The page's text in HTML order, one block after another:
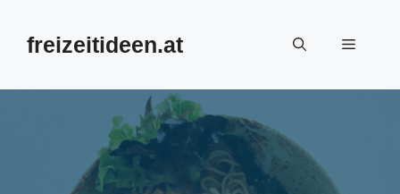
Inhalt
springenfreizeitideen.at Menü